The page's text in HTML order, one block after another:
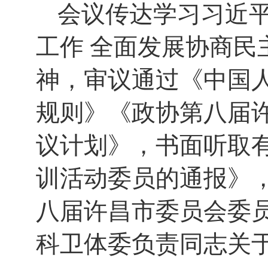
会议传达学习习近
工作 全面发展协商民
神，审议通过《中国
规则》《政协第八届
议计划》，书面听取
训活动委员的通报》
八届许昌市委员会委
科卫体委负责同志关